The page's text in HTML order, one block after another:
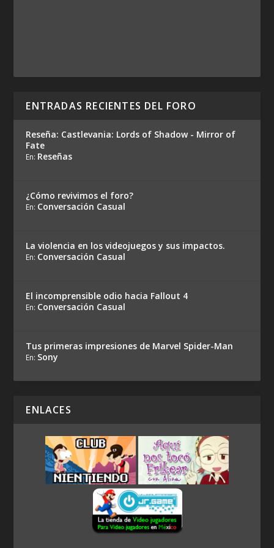
ENTRADAS RECIENTES DEL FORO
Reseña: Castlevania: Lords of Shadow - Mirror of
Fate
En: Reseñas
¿Cómo revivimos el foro?
En: Conversación Casual
La violencia en los videojuegos y sus impactos.
En: Conversación Casual
El incomprensible odio hacia Fallout 4
En: Conversación Casual
Tus primeras impresiones de Marvel Spider-Man
En: Sony
ENLACES